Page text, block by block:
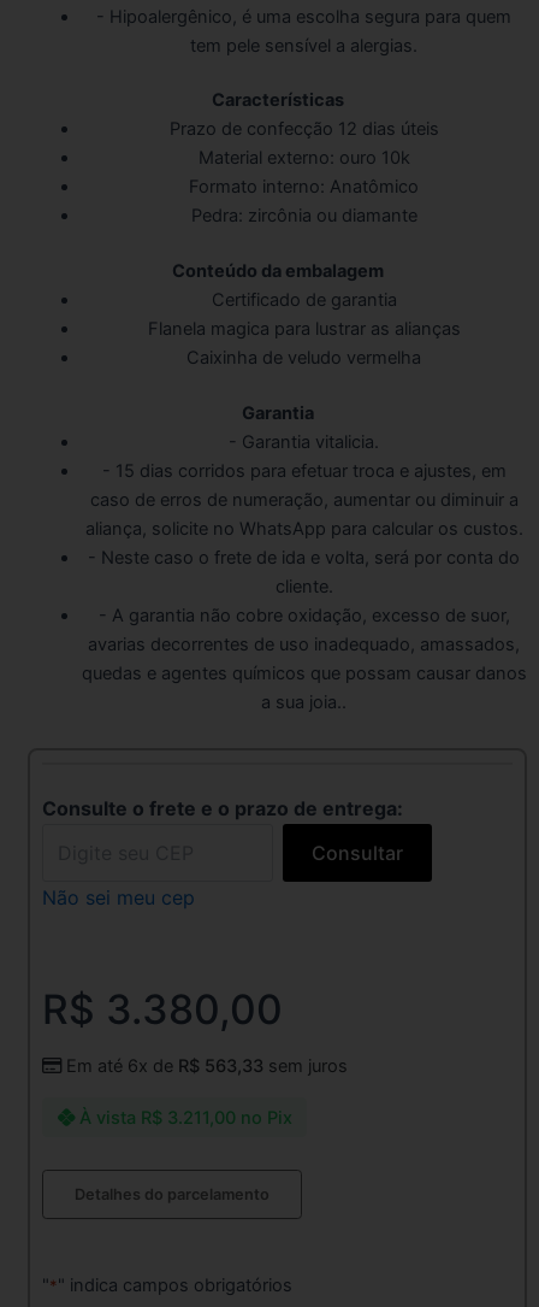
- Hipoalergênico, é uma escolha segura para quem
tem pele sensível a alergias.
Características
Prazo de confecção 12 dias úteis
Material externo: ouro 10k
Formato interno: Anatômico
Pedra: zircônia ou diamante
Conteúdo da embalagem
Certificado de garantia
Flanela magica para lustrar as alianças
Caixinha de veludo vermelha
Garantia
- Garantia vitalicia.
- 15 dias corridos para efetuar troca e ajustes, em
caso de erros de numeração, aumentar ou diminuir a
aliança, solicite no WhatsApp para calcular os custos.
- Neste caso o frete de ida e volta, será por conta do
cliente.
- A garantia não cobre oxidação, excesso de suor,
avarias decorrentes de uso inadequado, amassados,
quedas e agentes químicos que possam causar danos
a sua joia..
Consulte o frete e o prazo de entrega:
Consultar
Não sei meu cep
R$ 3.380,00
À vista R$ 3.211,00 no Pix
Em até 6x de R$ 563,33 sem juros
Detalhes do parcelamento
"*" indica campos obrigatórios
Solitário
com